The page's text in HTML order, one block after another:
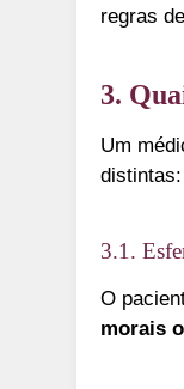
regras
3.
Um
distintas:
3.1.
O
morais